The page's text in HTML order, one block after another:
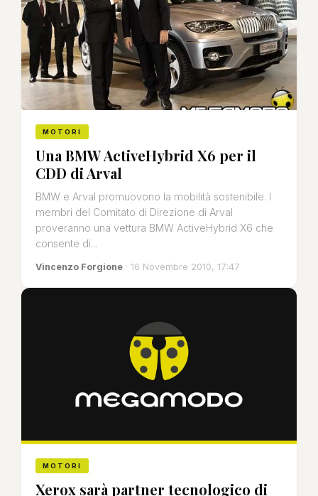
MOTORI
Una BMW ActiveHybrid X6 per il
CDD di Arval
BMW e Arval promuovono la mobilità sostenibile. I
membri del Comitato di Direzione di Arval
proveranno una vettura BMW ActiveHybrid X6 che
consente di...
Vincenzo Forgione · 16 Novembre 2010, 17:47
MOTORI
Xerox sarà partner tecnologico di